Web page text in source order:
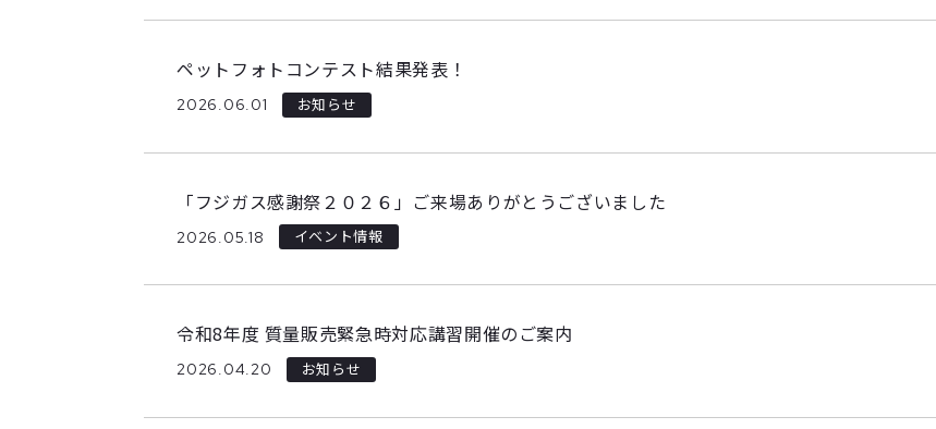
ペットフォトコンテスト結果発表！
2026.06.01 お知らせ
「フジガス感謝祭２０２６」ご来場ありがとうございました
2026.05.18 イベント情報
令和8年度 質量販売緊急時対応講習開催のご案内
2026.04.20 お知らせ